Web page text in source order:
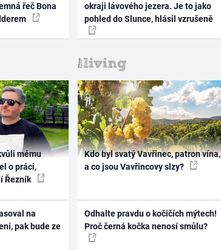
řeč Bona
okraji lávového jezera. Je to jako
pohled do Slunce, hlásil vzrušeně
mému
o práci,
Řezník
na
pak bude ze
Kdo byl svatý Vavřinec, patron vína,
a co jsou Vavřincovy slzy?
Odhalte pravdu o kočičích mýtech!
Proč černá kočka nenosí smůlu?